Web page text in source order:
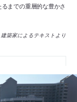
までの重層的な豊かさ
建築家によるテキストより